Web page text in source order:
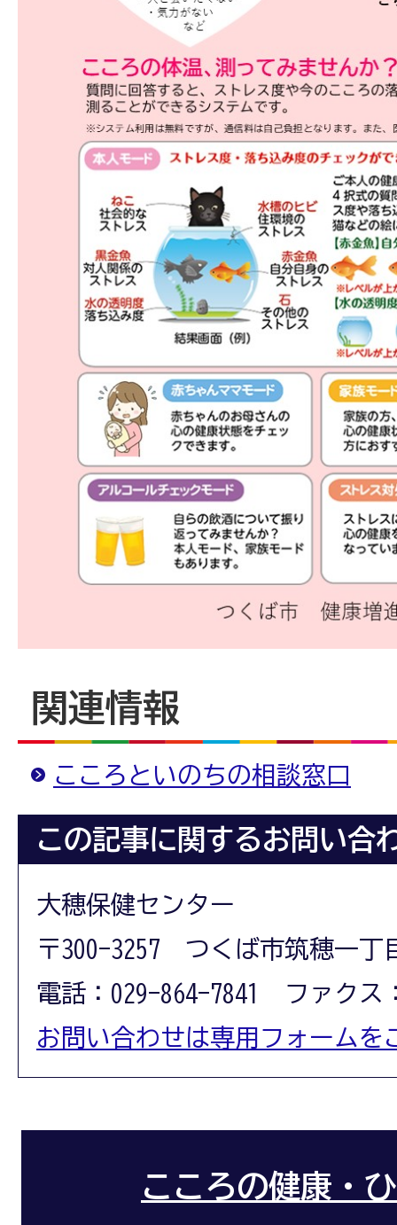
関連情報
こころといのちの相談窓口
この記事に関するお問い合
大穂保健センター
〒300-3257 つくば市筑穂一丁
電話：029-864-7841 ファクス
お問い合わせは専用フォームを
こころの健康・